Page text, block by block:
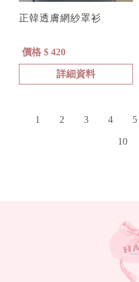
正韓透膚網紗罩衫
價格 $ 420
詳細資料
1 2 3 4 5
10